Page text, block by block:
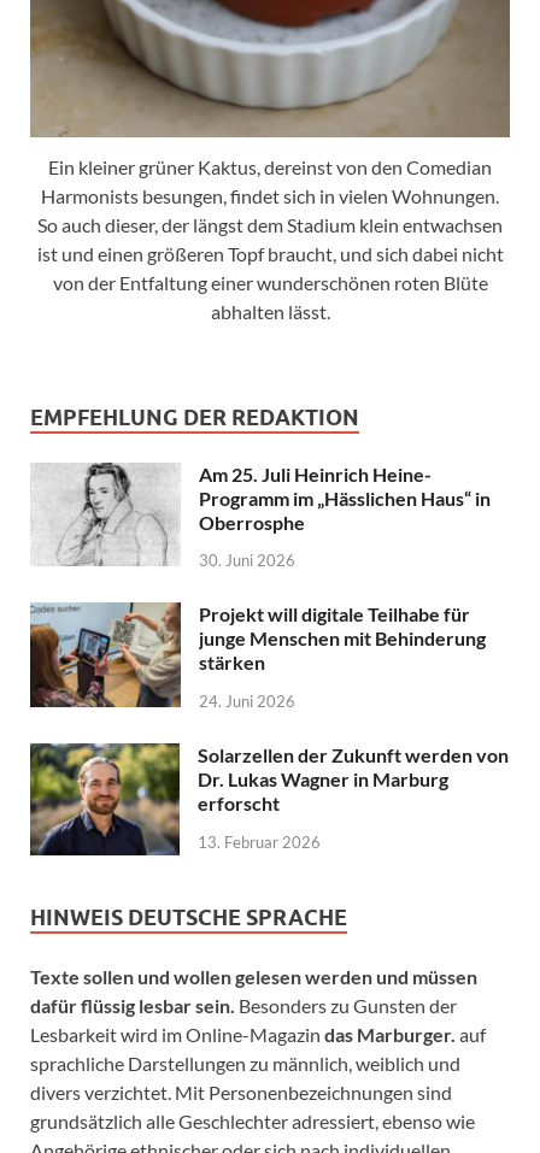
Ein kleiner grüner Kaktus, dereinst von den Comedian
Harmonists besungen, findet sich in vielen Wohnungen.
So auch dieser, der längst dem Stadium klein entwachsen
ist und einen größeren Topf braucht, und sich dabei nicht
von der Entfaltung einer wunderschönen roten Blüte
abhalten lässt.
EMPFEHLUNG DER REDAKTION
Am 25. Juli Heinrich Heine-
Programm im „Hässlichen Haus“ in
Oberrosphe
30. Juni 2026
Projekt will digitale Teilhabe für
junge Menschen mit Behinderung
stärken
24. Juni 2026
Solarzellen der Zukunft werden von
Dr. Lukas Wagner in Marburg
erforscht
13. Februar 2026
HINWEIS DEUTSCHE SPRACHE
Texte sollen und wollen gelesen werden und müssen
dafür flüssig lesbar sein. Besonders zu Gunsten der
Lesbarkeit wird im Online-Magazin das Marburger. auf
sprachliche Darstellungen zu männlich, weiblich und
divers verzichtet. Mit Personenbezeichnungen sind
grundsätzlich alle Geschlechter adressiert, ebenso wie